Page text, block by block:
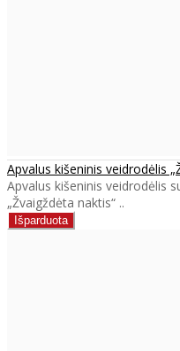
Apvalus kišeninis veidrodėlis
Apvalus kišeninis veidrodėlis
„Žvaigždėta naktis“ ..